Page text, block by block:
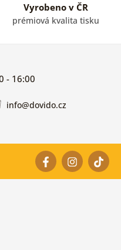
Vyrobeno v ČR
prémiová kvalita tisku
- 16:00
info@dovido.cz